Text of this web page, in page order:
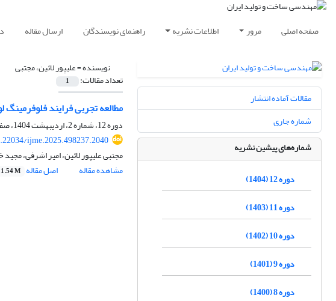
صفحه اصلی مرور اطلاعات نشریه راهنمای نویسندگان ارسال مقاله
نویسنده =علیپور لائین، مجتبی
تعداد مقالات: 1
مطالعه تجربی فرایند
دوره 12، شماره 2، اردیبهشت 1404، صفحه
ijme.2025.498237.2040
مجتبی علیپور لائین، امیر اشرفی،
مشاهده مقاله
اصل مقاله 1.54 M
مقالات آماده انتشار
شماره جاری
شماره‌های پیشین نشریه
دوره 12 (1404)
دوره 11 (1403)
دوره 10 (1402)
دوره 9 (1401)
دوره 8 (1400)